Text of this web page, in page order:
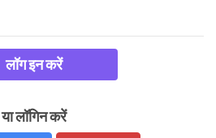
लॉग इन करें
या लॉगिन करें